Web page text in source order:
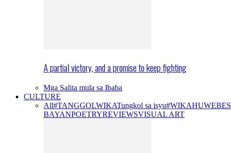
A partial victory, and a promise to keep fighting
Mga Salita mula sa Ibaba
CULTURE
All#TANGGOLWIKATungkol sa isyu#WIKAHUWEBES
BAYANPOETRYREVIEWSVISUAL ART